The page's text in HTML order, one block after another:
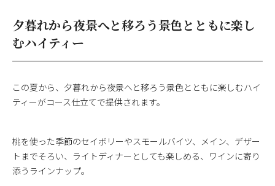
夕暮れから夜景へと移ろう景色とともに楽し
むハイティー
この夏から、夕暮れから夜景へと移ろう景色とともに楽しむハイ
ティーがコース仕立てで提供されます。
桃を使った季節のセイボリーやスモールバイツ、メイン、デザー
トまでそろい、ライトディナーとしても楽しめる、ワインに寄り
添うラインナップ。